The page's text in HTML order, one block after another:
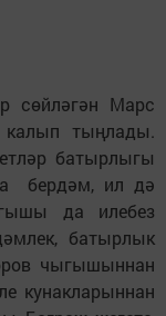
сөйләгән Марс
тыңлады.
батырлыгы
бердәм, ил дә
да илебез
батырлык
чыгышыннан
кунакларыннан